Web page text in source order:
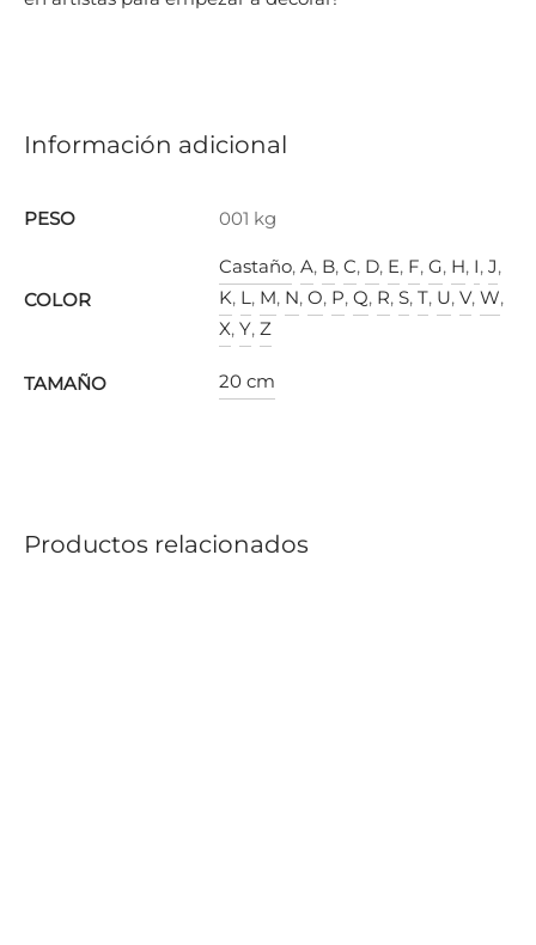
Información adicional
PESO 001 kg
COLOR
Castaño, A, B, C, D, E, F, G, H, I, J,
K, L, M, N, O, P, Q, R, S, T, U, V, W,
X, Y, Z
TAMAÑO 20 cm
Productos relacionados